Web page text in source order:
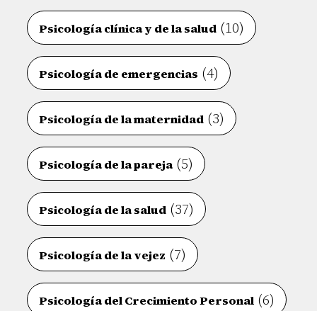
Psicología clínica y de la salud (10)
Psicología de emergencias (4)
Psicología de la maternidad (3)
Psicología de la pareja(5)
Psicología de la salud (37)
Psicología de la vejez (7)
Psicología del Crecimiento Personal (6)